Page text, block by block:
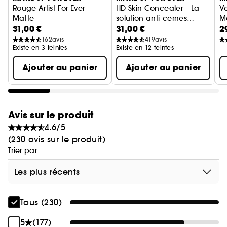
pour une hydratation renforcée.
Rouge Artist For Ever possède la formule la plus
performante de notre gamme de rouges à lèvres,
elle vous procurera un résultat hautement
pigmenté.
FORME DU RAISIN
Grâce à la forme de son raisin en arc de cercle, il
n'a jamais été aussi facile d'appliquer votre
rouge à lèvres. Vous pouvez redéfinir le contour
de vos lèvres avec la pointe précise du rouge à
lèvres, puis, sa base arrondie permet une
application en un seul passage sur l'intérieur de
la lèvre.
Rouge Artist For Ever
Matte
Rouge à lèvres liquide mat longue tenue
31,00 €
162avis
Existe en 3 teintes
Ajouter au panier
HD Skin Concealer – La
solution anti-cernes
imperceptible
31,00 €
419avis
Existe en 12 teintes
Ajouter au panier
Avis sur le produit
4.6/5
(230 avis sur le produit)
Trier par
Les plus récents
Tous (230)
5
(177)